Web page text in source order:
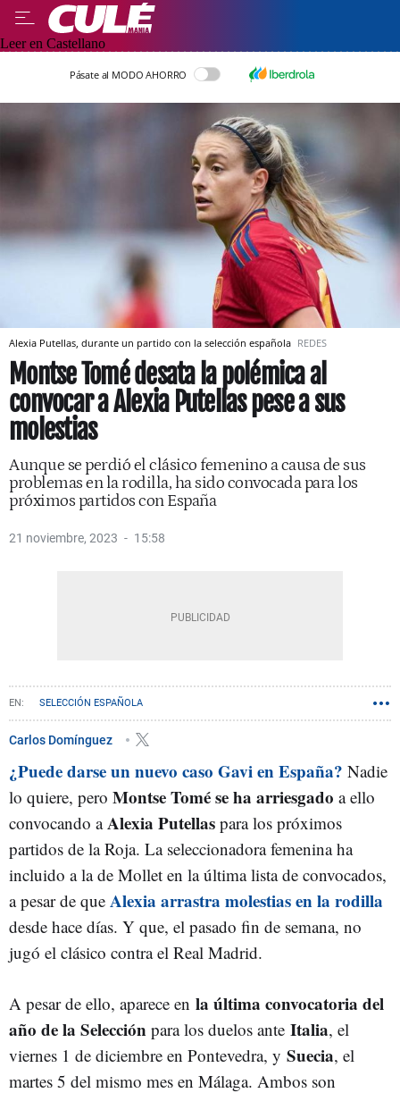
Leer en Castellano
Pásate al MODO AHORRO
Alexia Putellas, durante un partido con la selección española REDES
Montse Tomé desata la polémica al
convocar a Alexia Putellas pese a sus
molestias
Aunque se perdió el clásico femenino a causa de sus
problemas en la rodilla, ha sido convocada para los
próximos partidos con España
21 noviembre, 2023 15:58
SELECCIÓN ESPAÑOLA
REAL FEDERACIÓN ESPAÑOLA DE FÚTBOL (RFEF)
ALEXIA PUTELLAS
Carlos Domínguez
¿Puede darse un nuevo caso Gavi en España? Nadie
lo quiere, pero Montse Tomé se ha arriesgado a ello
convocando aAlexia Putellas para los próximos
partidos de la Roja. La seleccionadora femenina ha
incluido a la de Mollet en la última lista de convocados,
a pesar de que Alexia arrastra molestias en la rodilla
desde hace días. Y que, el pasado fin de semana, no
jugó el clásico contra el Real Madrid.
A pesar de ello, aparece en la última convocatoria del
año de la Selección para los duelos ante Italia, el
viernes 1 de diciembre en Pontevedra, y Suecia, el
martes 5 del mismo mes en Málaga. Ambos son